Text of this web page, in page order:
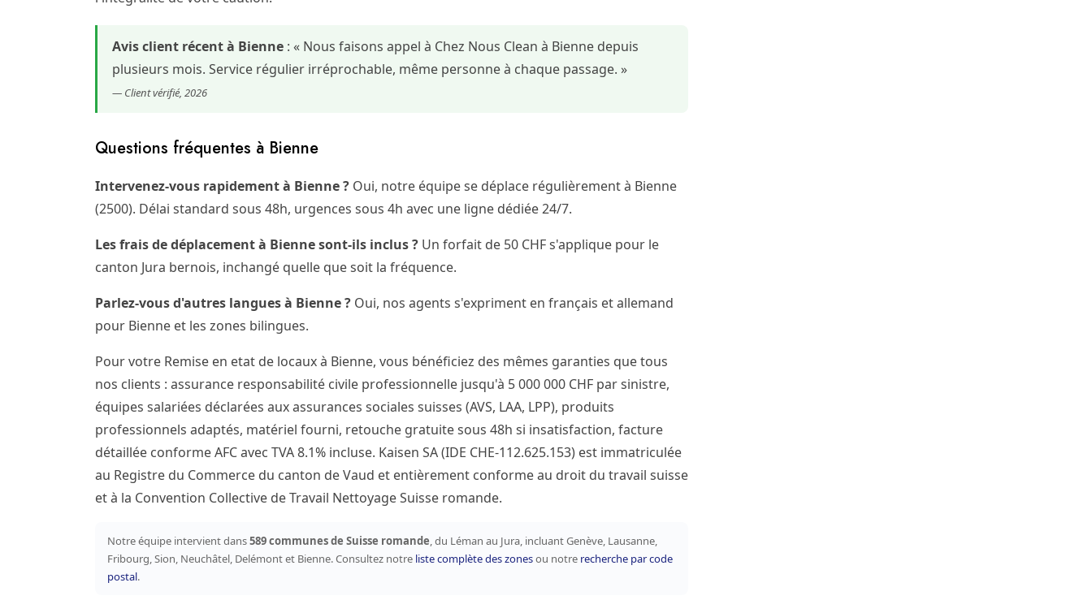
Avis client récent à Bienne : « Nous faisons appel à Chez Nous Clean à Bienne depuis
plusieurs mois. Service régulier irréprochable, même personne à chaque passage. »
— Client vérifié, 2026
Questions fréquentes à Bienne
Intervenez-vous rapidement à Bienne ? Oui, notre équipe se déplace régulièrement à Bienne
(2500). Délai standard sous 48h, urgences sous 4h avec une ligne dédiée 24/7.
Les frais de déplacement à Bienne sont-ils inclus ? Un forfait de 50 CHF s'applique pour le
canton Jura bernois, inchangé quelle que soit la fréquence.
Parlez-vous d'autres langues à Bienne ? Oui, nos agents s'expriment en français et allemand
pour Bienne et les zones bilingues.
Pour votre Remise en etat de locaux à Bienne, vous bénéficiez des mêmes garanties que tous
nos clients : assurance responsabilité civile professionnelle jusqu'à 5 000 000 CHF par sinistre,
équipes salariées déclarées aux assurances sociales suisses (AVS, LAA, LPP), produits
professionnels adaptés, matériel fourni, retouche gratuite sous 48h si insatisfaction, facture
détaillée conforme AFC avec TVA 8.1% incluse. Kaisen SA (IDE CHE-112.625.153) est immatriculée
au Registre du Commerce du canton de Vaud et entièrement conforme au droit du travail suisse
et à la Convention Collective de Travail Nettoyage Suisse romande.
Notre équipe intervient dans589 communes de Suisse romande, du Léman au Jura, incluant Genève, Lausanne,
Fribourg, Sion, Neuchâtel, Delémont et Bienne. Consultez notre liste complète des zonesou notre recherche par code
postal.